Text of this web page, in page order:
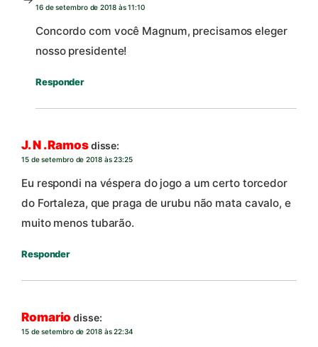
16 de setembro de 2018 às 11:10
Concordo com você Magnum, precisamos eleger
nosso presidente!
Responder
J. N . Ramosdisse:
15 de setembro de 2018 às 23:25
Eu respondi na véspera do jogo a um certo torcedor
do Fortaleza, que praga de urubu não mata cavalo, e
muito menos tubarão.
Responder
Romario disse:
15 de setembro de 2018 às 22:34